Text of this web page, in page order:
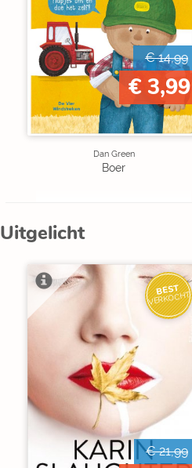
€ 14,99
€ 3,99
Dan Green
Boer
Uitgelicht
BEST
VERKOCHT
€ 21,99